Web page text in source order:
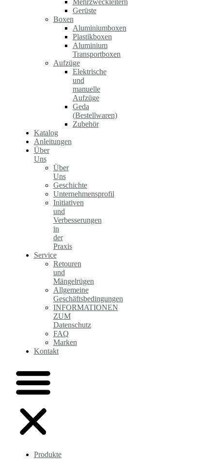
Gerüste
Boxen
Aluminiumboxen
Plastikboxen
Aluminium
Transportboxen
Aufzüge
Elektrische
und
manuelle
Aufzüge
Geda
(Bestellwaren)
Zubehör
Katalog
Anleitungen
Über
Uns
Über
Uns
Geschichte
Unternehmensprofil
Initiativen
und
Verbesserungen
in
der
Praxis
Service
Retouren
und
Mängelrügen
Allgemeine
Geschäftsbedingungen
INFORMATIONEN
ZUM
Datenschutz
FAQ
Marken
Kontakt
Produkte